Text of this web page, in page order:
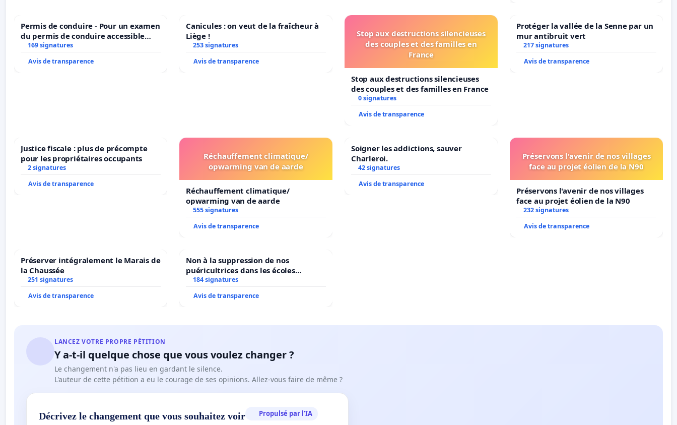
Permis de conduire - Pour un examen
du permis de conduire accessible
dans plusieurs langues à Bruxelles
169 signatures
Avis de transparence
Canicules : on veut de la fraîcheur à
Liège !
253 signatures
Avis de transparence
Stop aux destructions silencieuses
des couples et des familles en
France
Stop aux destructions silencieuses
des couples et des familles en France
0 signatures
Avis de transparence
Protéger la vallée de la Senne par un
mur antibruit vert
217 signatures
Avis de transparence
Justice fiscale : plus de précompte
pour les propriétaires occupants
2 signatures
Avis de transparence
Réchauffement climatique/
opwarming van de aarde
Réchauffement climatique/
opwarming van de aarde
555 signatures
Avis de transparence
Soigner les addictions, sauver
Charleroi.
42 signatures
Avis de transparence
Préservons l'avenir de nos villages
face au projet éolien de la N90
Préservons l'avenir de nos villages
face au projet éolien de la N90
232 signatures
Avis de transparence
Préserver intégralement le Marais de
la Chaussée
251 signatures
Avis de transparence
Non à la suppression de nos
puéricultrices dans les écoles
communale de Flémalle !
184 signatures
Avis de transparence
LANCEZ VOTRE PROPRE PÉTITION
Y a-t-il quelque chose que vous voulez changer ?
Le changement n'a pas lieu en gardant le silence.
L'auteur de cette pétition a eu le courage de ses opinions. Allez-vous faire de même ?
Décrivez le changement que vous souhaitez voir Propulsé par l’IA